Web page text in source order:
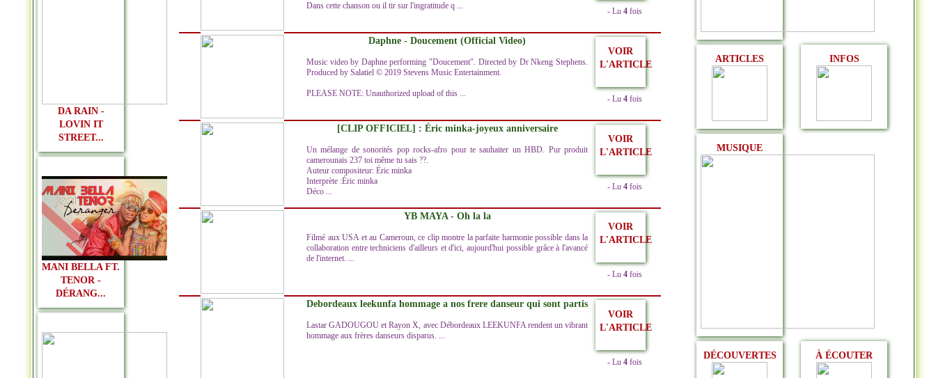
DA RAIN -
LOVIN IT
STREET...
MANI BELLA FT.
TENOR -
DÉRANG...
Dans cette chanson ou il tir sur l'ingratitude q ...
- Lu 4 fois
Daphne - Doucement (Official Video)
Music video by Daphne performing "Doucement". Directed by Dr Nkeng Stephens.
Produced by Salatiel © 2019 Stevens Music Entertainment.
PLEASE NOTE: Unauthorized upload of this ...
VOIR
L'ARTICLE
- Lu 4 fois
[CLIP OFFICIEL] : Éric minka-joyeux anniversaire
Un mélange de sonorités pop rocks-afro pour te sauhaiter un HBD. Pur produit
camerounais 237 toi même tu sais ??.
Auteur compositeur: Éric minka
Interprète :Éric minka
Déco ...
VOIR
L'ARTICLE
- Lu 4 fois
YB MAYA - Oh la la
Filmé aux USA et au Cameroun, ce clip montre la parfaite harmonie possible dans la
collaboration entre techniciens d'ailleurs et d'ici, aujourd'hui possible grâce à l'avancé
de l'internet. ...
VOIR
L'ARTICLE
- Lu 4 fois
Debordeaux leekunfa hommage a nos frere danseur qui sont partis
Lastar GADOUGOU et Rayon X, avec Débordeaux LEEKUNFA rendent un vibrant
hommage aux frères danseurs disparus. ...
VOIR
L'ARTICLE
- Lu 4 fois
ARTICLES INFOS
MUSIQUE
DÉCOUVERTES À ÉCOUTER